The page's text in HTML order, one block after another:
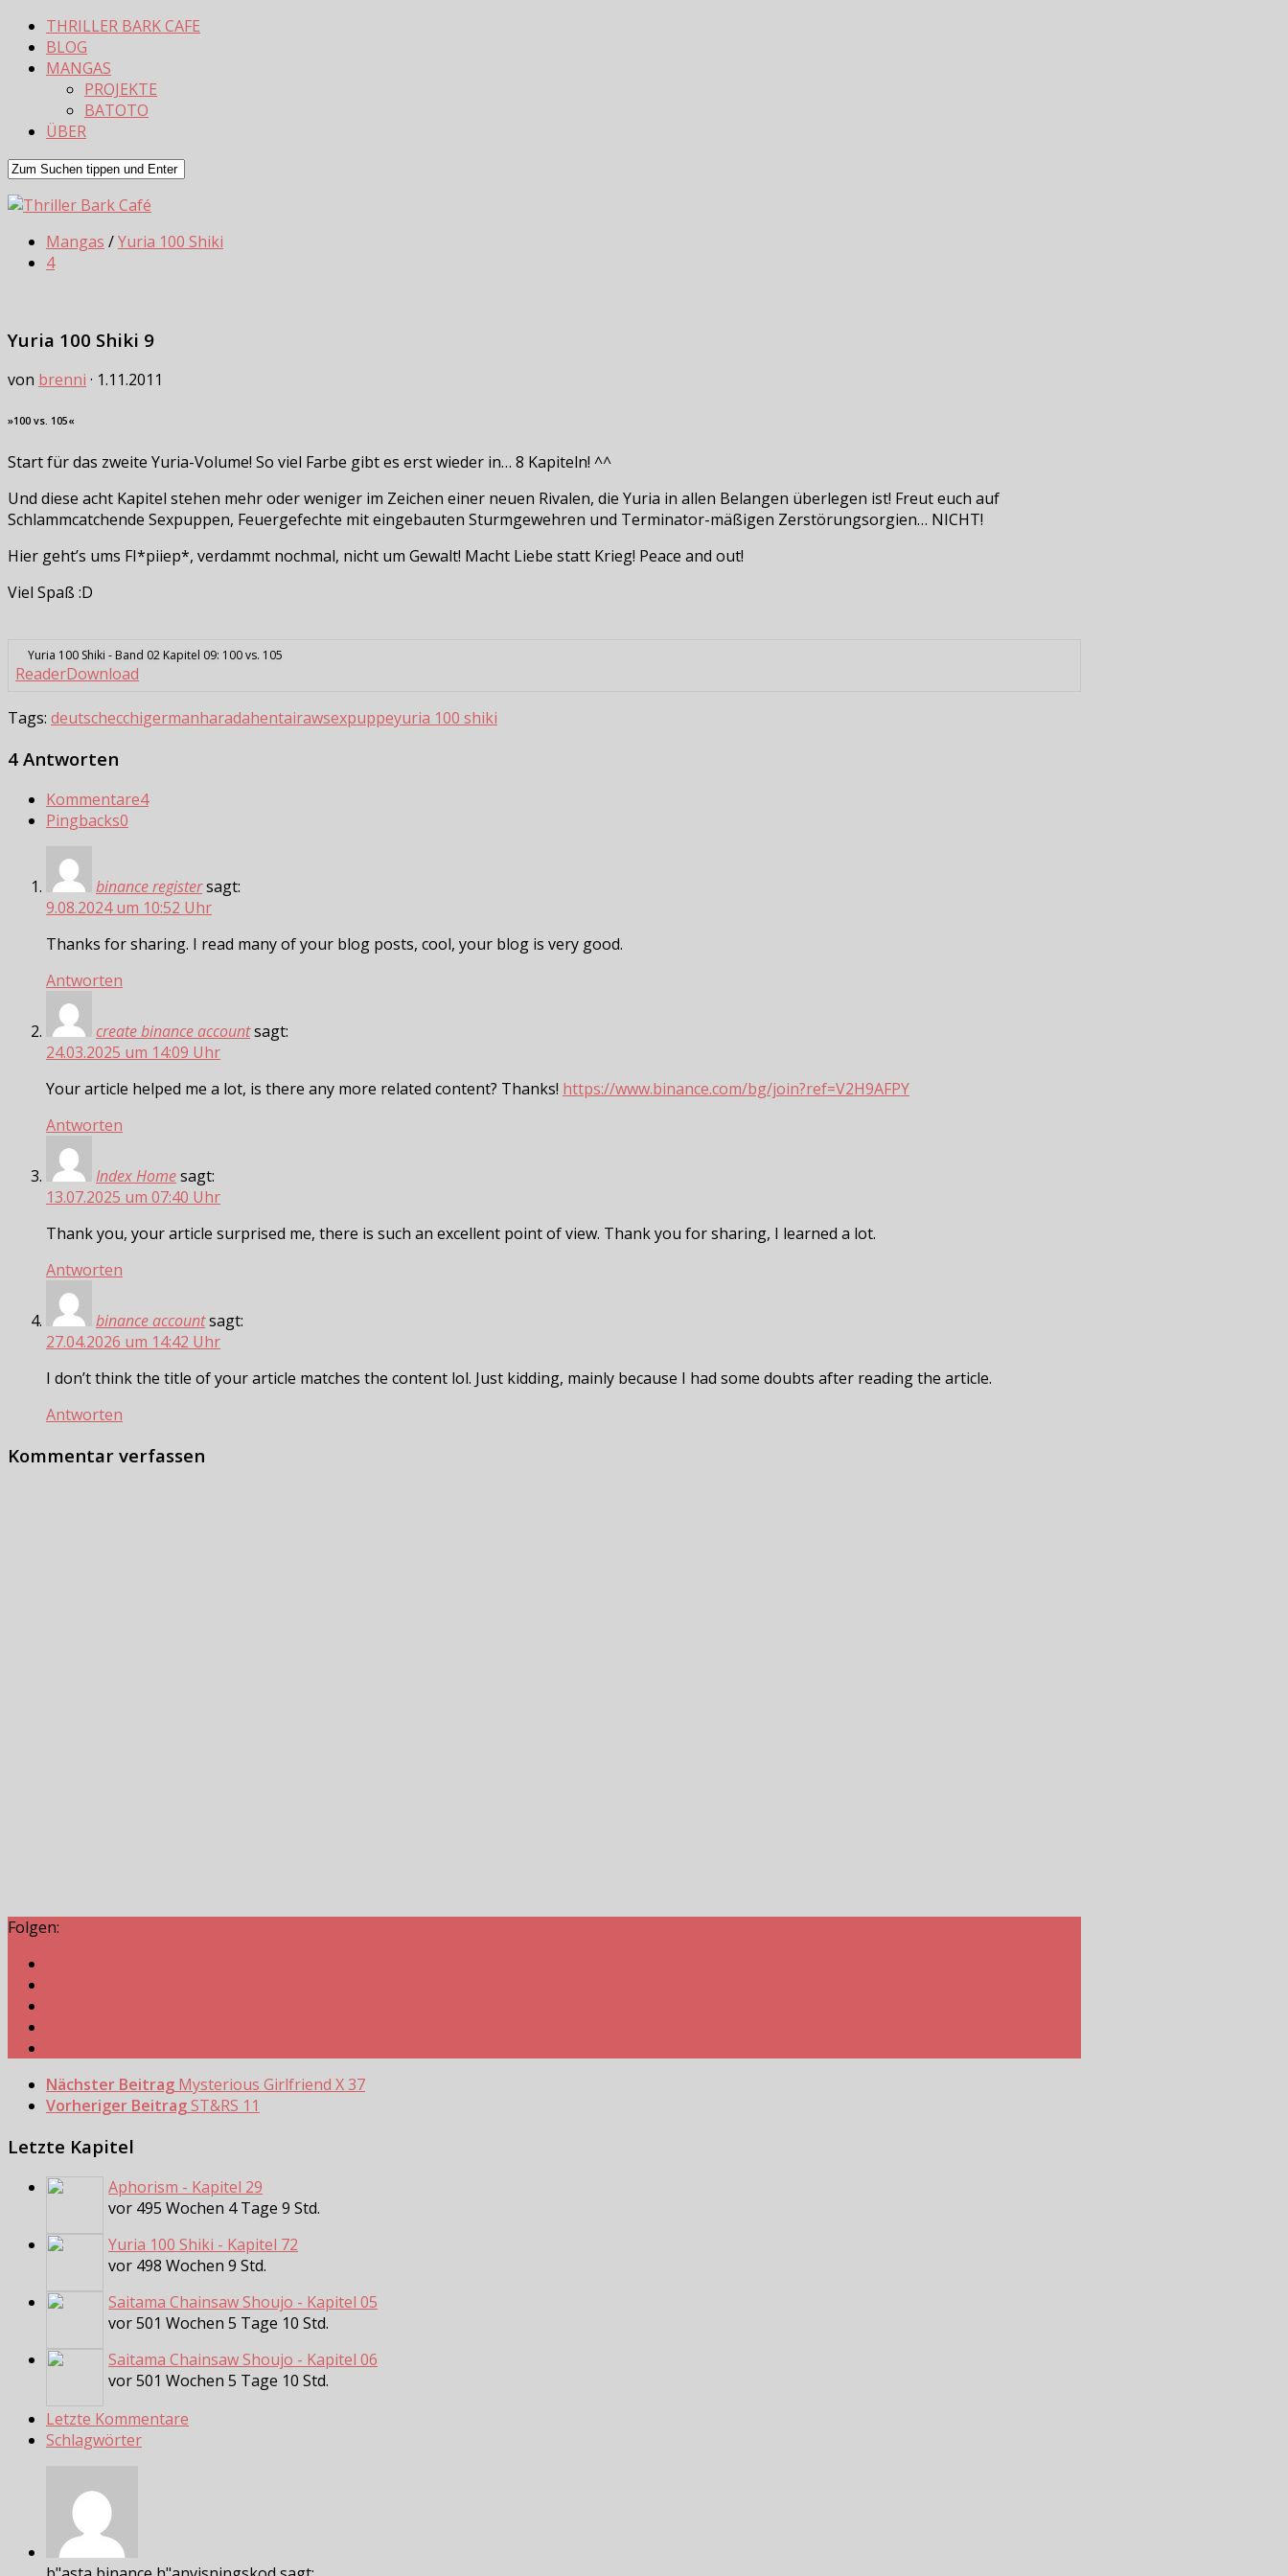
THRILLER BARK CAFE
BLOG
MANGAS
PROJEKTE
BATOTO
ÜBER
Mangas /Yuria 100 Shiki
4
Yuria 100 Shiki 9
von brenni · 1.11.2011
»100 vs. 105«
Start für das zweite Yuria-Volume! So viel Farbe gibt es erst wieder in… 8 Kapiteln! ^^
Und diese acht Kapitel stehen mehr oder weniger im Zeichen einer neuen Rivalen, die Yuria in allen Belangen überlegen ist! Freut euch auf
Schlammcatchende Sexpuppen, Feuergefechte mit eingebauten Sturmgewehren und Terminator-mäßigen Zerstörungsorgien… NICHT!
Hier geht’s ums FI*piiep*, verdammt nochmal, nicht um Gewalt! Macht Liebe statt Krieg! Peace and out!
Viel Spaß :D
Yuria 100 Shiki - Band 02 Kapitel 09: 100 vs. 105
ReaderDownload
Tags: deutschecchigermanharadahentairawsexpuppeyuria 100 shiki
4 Antworten
Kommentare4
Pingbacks0
binance registersagt:
9.08.2024 um 10:52 Uhr
Thanks for sharing. I read many of your blog posts, cool, your blog is very good.
Antworten
create binance accountsagt:
24.03.2025 um 14:09 Uhr
Your article helped me a lot, is there any more related content? Thanks! https://www.binance.com/bg/join?ref=V2H9AFPY
Antworten
Index Homesagt:
13.07.2025 um 07:40 Uhr
Thank you, your article surprised me, there is such an excellent point of view. Thank you for sharing, I learned a lot.
Antworten
binance accountsagt:
27.04.2026 um 14:42 Uhr
I don’t think the title of your article matches the content lol. Just kidding, mainly because I had some doubts after reading the article.
Antworten
Kommentar verfassen
Folgen:
Nächster Beitrag Mysterious Girlfriend X 37
Vorheriger BeitragST&RS 11
Letzte Kapitel
Aphorism - Kapitel 29
vor 495 Wochen 4 Tage 9 Std.
Yuria 100 Shiki - Kapitel 72
vor 498 Wochen 9 Std.
Saitama Chainsaw Shoujo - Kapitel 05
vor 501 Wochen 5 Tage 10 Std.
Saitama Chainsaw Shoujo - Kapitel 06
vor 501 Wochen 5 Tage 10 Std.
Letzte Kommentare
Schlagwörter